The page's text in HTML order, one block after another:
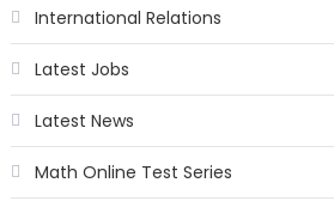
International Relations
Latest Jobs
Latest News
Math Online Test Series